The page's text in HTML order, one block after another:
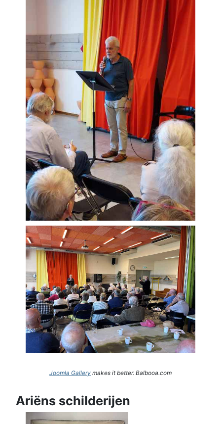
Joomla Gallery makes it better. Balbooa.com
Ariëns schilderijen